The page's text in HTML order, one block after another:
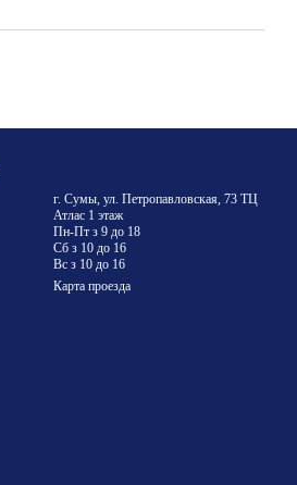
г. Сумы, ул. Петропавловская, 73 ТЦ
Атлас 1 этаж
Пн-Пт з 9 до 18
Сб з 10 до 16
Вс з 10 до 16
Карта проезда